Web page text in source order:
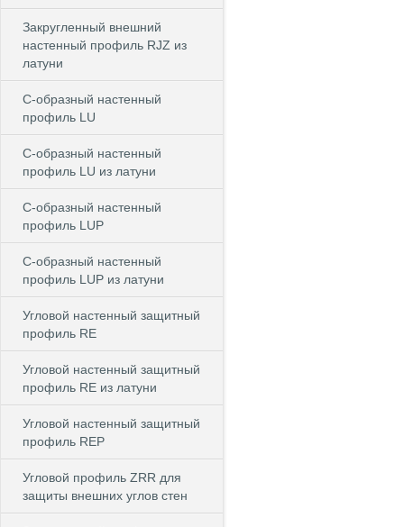
Закругленный внешний
настенный профиль RJZ из
латуни
С-образный настенный
профиль LU
С-образный настенный
профиль LU из латуни
С-образный настенный
профиль LUP
С-образный настенный
профиль LUP из латуни
Угловой настенный защитный
профиль RE
Угловой настенный защитный
профиль RE из латуни
Угловой настенный защитный
профиль REP
Угловой профиль ZRR для
защиты внешних углов стен